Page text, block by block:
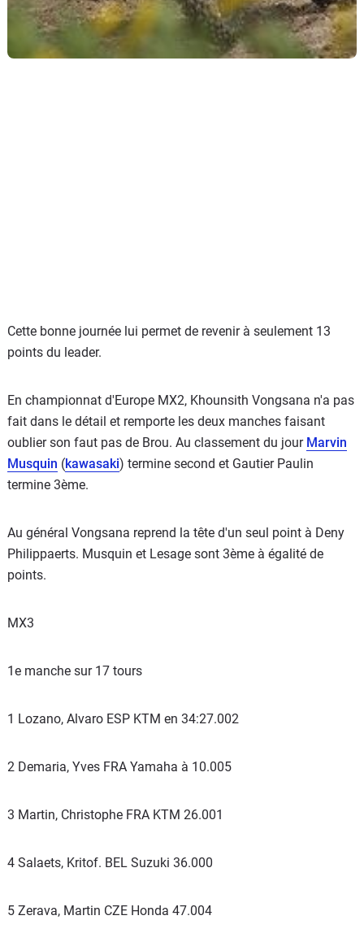
Cette bonne journée lui permet de revenir à seulement 13
points du leader.
En championnat d'Europe MX2, Khounsith Vongsana n'a pas
fait dans le détail et remporte les deux manches faisant
oublier son faut pas de Brou. Au classement du jour Marvin
Musquin (kawasaki) termine second et Gautier Paulin
termine 3ème.
Au général Vongsana reprend la tête d'un seul point à Deny
Philippaerts. Musquin et Lesage sont 3ème à égalité de
points.
MX3
1e manche sur 17 tours
1 Lozano, Alvaro ESP KTM en 34:27.002
2 Demaria, Yves FRA Yamaha à 10.005
3 Martin, Christophe FRA KTM 26.001
4 Salaets, Kritof. BEL Suzuki 36.000
5 Zerava, Martin CZE Honda 47.004